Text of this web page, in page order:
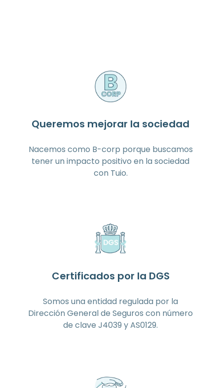
Queremos mejorar la sociedad
Nacemos como B-corp porque buscamos
tener un impacto positivo en la sociedad
con Tuio.
Certificados por la DGS
Somos una entidad regulada por la
Dirección General de Seguros con número
de clave J4039 y AS0129.